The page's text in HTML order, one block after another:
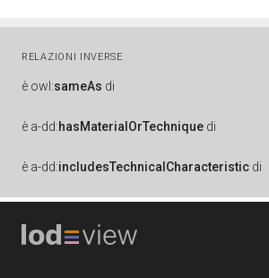
RELAZIONI INVERSE
è owl:sameAs di
è a-dd:hasMaterialOrTechnique di
è a-dd:includesTechnicalCharacteristic di